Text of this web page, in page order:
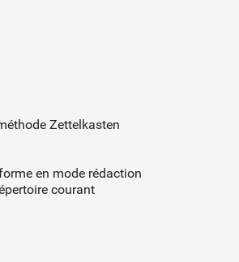
Zettelkasten
en mode rédaction
courant